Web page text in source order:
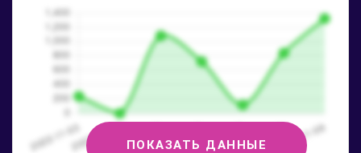
ПОКАЗАТЬ ДАННЫЕ